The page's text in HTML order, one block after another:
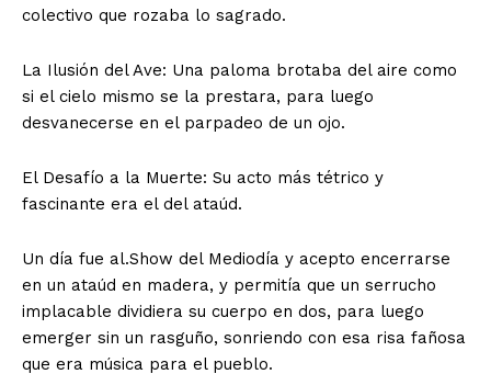
colectivo que rozaba lo sagrado.
La Ilusión del Ave: Una paloma brotaba del aire como
si el cielo mismo se la prestara, para luego
desvanecerse en el parpadeo de un ojo.
El Desafío a la Muerte: Su acto más tétrico y
fascinante era el del ataúd.
Un día fue al.Show del Mediodía y acepto encerrarse
en un ataúd en madera, y permitía que un serrucho
implacable dividiera su cuerpo en dos, para luego
emerger sin un rasguño, sonriendo con esa risa fañosa
que era música para el pueblo.